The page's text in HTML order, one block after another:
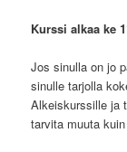
Kurssi alkaa ke
Jos sinulla on jo
sinulle tarjolla
Alkeiskurssille ja
tarvita muuta